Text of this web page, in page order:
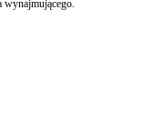
na wynajmującego.